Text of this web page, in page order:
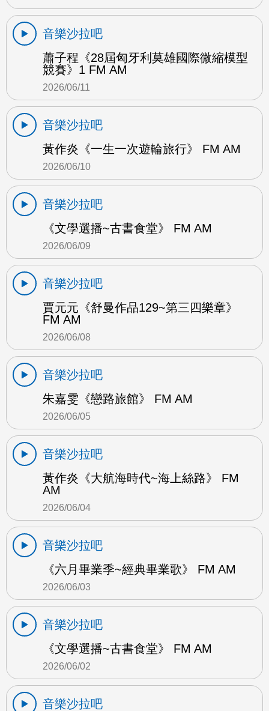
音樂沙拉吧
蕭子程《28屆匈牙利莫雄國際微縮模型
競賽》1 FM AM
2026/06/11
音樂沙拉吧
黃作炎《一生一次遊輪旅行》 FM AM
2026/06/10
音樂沙拉吧
《文學選播~古書食堂》 FM AM
2026/06/09
音樂沙拉吧
賈元元《舒曼作品129~第三四樂章》
FM AM
2026/06/08
音樂沙拉吧
朱嘉雯《戀路旅館》 FM AM
2026/06/05
音樂沙拉吧
黃作炎《大航海時代~海上絲路》 FM
AM
2026/06/04
音樂沙拉吧
《六月畢業季~經典畢業歌》 FM AM
2026/06/03
音樂沙拉吧
《文學選播~古書食堂》 FM AM
2026/06/02
音樂沙拉吧